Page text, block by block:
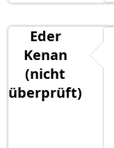
Eder
Kenan
(nicht
überprüft)